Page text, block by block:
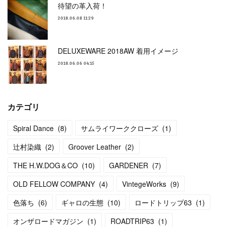
待望の革入荷！
2018.06.08 11:29
DELUXEWARE 2018AW 着用イメージ
2018.06.06 04:15
カテゴリ
Spiral Dance (8) サムライワーククローズ (1)
辻村染織 (2) Groover Leather (2)
THE H.W.DOG＆CO (10) GARDENER (7)
OLD FELLOW COMPANY (4) VintegeWorks (9)
色落ち (6) ギャロの生態 (10) ロードトリップ63 (1)
オンザロードマガジン (1) ROADTRIP63 (1)